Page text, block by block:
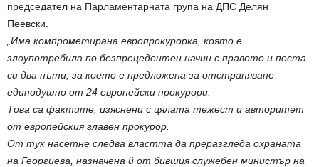
председател на Парламентарната група на ДПС Делян
Пеевски.
„Има компрометирана европрокурорка, която е
злоупотребила по безпрецедентен начин с правото и поста
си два пъти, за което е предложена за отстраняване
единодушно от 24 европейски прокурори.
Това са фактите, изяснени с цялата тежест и авторитет
от европейския главен прокурор.
От тук насетне следва властта да преразгледа охраната
на Георгиева, назначена й от бившия служебен министър на